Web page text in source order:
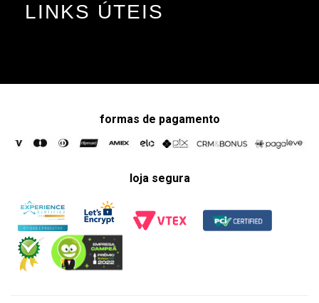
LINKS ÚTEIS
formas de pagamento
loja segura